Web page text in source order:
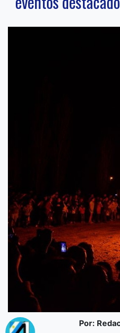
Por: